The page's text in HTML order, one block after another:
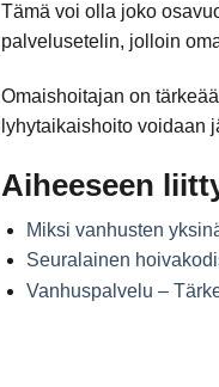
Tämä voi olla joko
palvelusetelin, jolloin
Omaishoitajan on
lyhytaikaishoito voidaan
Aiheeseen
Miksi vanhusten
Seuralainen
Vanhuspalvelu –